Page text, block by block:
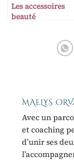
Les accessoires
beauté
MAELYS
Avec un
et coaching
d’unir ses